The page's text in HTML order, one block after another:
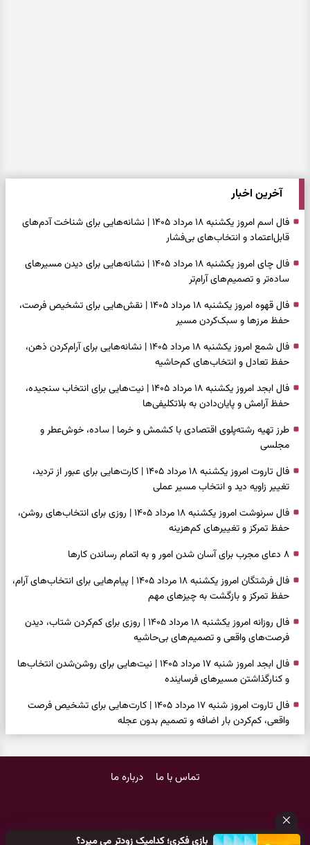
بازی فکری؛ کدامیک زودتر می میرد؟
آخرین اخبار
فال اسم امروز یکشنبه ۱۸ مرداد ۱۴۰۵ | نشانه‌هایی برای شناخت آدم‌های
قابل‌اعتماد و انتخاب‌های بی‌فشار
فال چای امروز یکشنبه ۱۸ مرداد ۱۴۰۵ | نشانه‌هایی برای دیدن مسیرهای
ساده‌تر و تصمیم‌های آرام‌تر
فال قهوه امروز یکشنبه ۱۸ مرداد ۱۴۰۵ | نقش‌هایی برای تشخیص فرصت،
حفظ مرزها و سبک‌کردن مسیر
فال شمع امروز یکشنبه ۱۸ مرداد ۱۴۰۵ | نشانه‌هایی برای آرام‌کردن ذهن،
حفظ تعادل و انتخاب‌های کم‌حاشیه
فال ابجد امروز یکشنبه ۱۸ مرداد ۱۴۰۵ | نیت‌هایی برای انتخاب سنجیده،
حفظ آرامش و پایان‌دادن به بلاتکلیفی‌ها
طرز تهیه رشته‌پلوی اقتصادی با کشمش و خرما | ساده، خوش‌عطر و
مجلسی
فال تاروت امروز یکشنبه ۱۸ مرداد ۱۴۰۵ | کارت‌هایی برای عبور از تردید،
تغییر زاویه دید و انتخاب مسیر عملی
فال سرنوشت امروز یکشنبه ۱۸ مرداد ۱۴۰۵ | روزی برای انتخاب‌های روشن،
حفظ تمرکز و تغییرهای کم‌هزینه
۸ دعای مجرب برای آسان شدن امور و به اتمام رساندن کار‌ها
فال فرشتگان امروز یکشنبه ۱۸ مرداد ۱۴۰۵ | پیام‌هایی برای انتخاب‌های آرام،
حفظ تمرکز و بازگشت به چیزهای مهم
فال روزانه امروز یکشنبه ۱۸ مرداد ۱۴۰۵ | روزی برای کم‌کردن شتاب، دیدن
فرصت‌های واقعی و تصمیم‌های بی‌حاشیه
فال ابجد امروز شنبه ۱۷ مرداد ۱۴۰۵ | نیت‌هایی برای روشن‌شدن انتخاب‌ها
و کنارگذاشتن مسیرهای فرساینده
فال تاروت امروز شنبه ۱۷ مرداد ۱۴۰۵ | کارت‌هایی برای تشخیص فرصت
واقعی، کم‌کردن بار اضافه و تصمیم بدون عجله
تماس با ما درباره ما